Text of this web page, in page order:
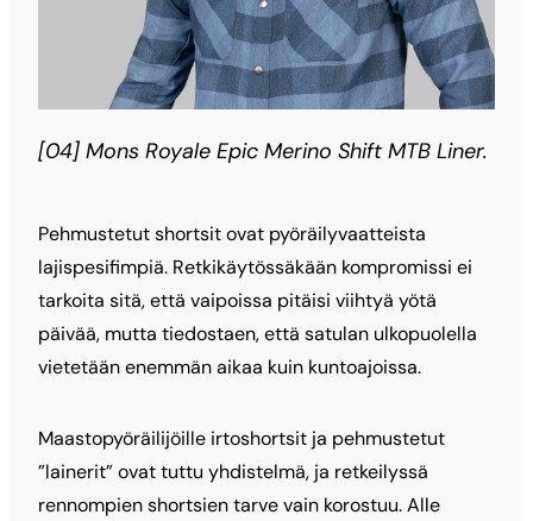
[04] Mons Royale Epic Merino Shift MTB Liner.
Pehmustetut shortsit ovat pyöräilyvaatteista
lajispesifimpiä. Retkikäytössäkään kompromissi ei
tarkoita sitä, että vaipoissa pitäisi viihtyä yötä
päivää, mutta tiedostaen, että satulan ulkopuolella
vietetään enemmän aikaa kuin kuntoajoissa.
Maastopyöräilijöille irtoshortsit ja pehmustetut
”lainerit” ovat tuttu yhdistelmä, ja retkeilyssä
rennompien shortsien tarve vain korostuu. Alle